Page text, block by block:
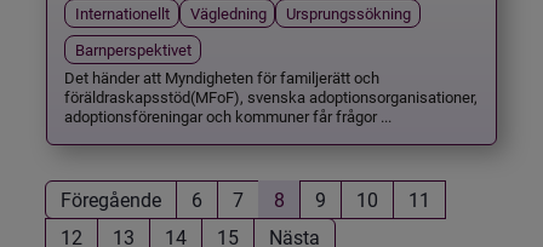
Internationellt Vägledning
Ursprungssökning
Barnperspektivet
Det händer att Myndigheten för familjerätt och
föräldraskapsstöd(MFoF), svenska adoptionsorganisationer,
adoptionsföreningar och kommuner får frågor ...
Föregående 6 7 8 9 10
11
12
13 14 15 Nästa